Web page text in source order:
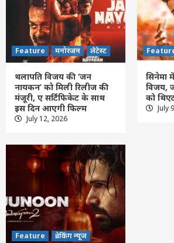
Feature मनोरंजन लेटेस्ट
थलापति विजय की ‘जन
नायकन’ को मिली रिलीज की
मंजूरी, ए सर्टिफिकेट के साथ
इस दिन आएगी फिल्म
July 12, 2026
सिनेमा
विजय,
को
July
Feature
ब्रेकिंग न्यूज
Feature
4
Feature छत्तीसगढ़ रायपुर
प्रह्लाद जोशी की दक्षिण
ईरान के मंत्रियों से मुलाकात,
पर जोर